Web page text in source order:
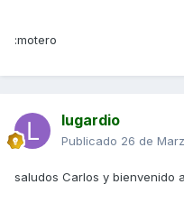
:motero
lugardio
Publicado 26 de
saludos Carlos y bienvenido